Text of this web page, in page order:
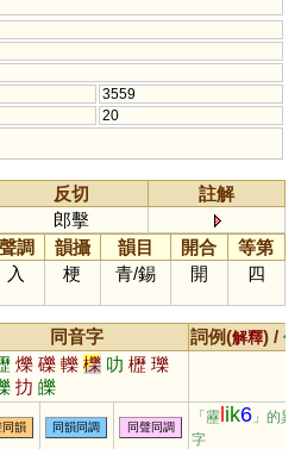
3559
20
反切
註解
郎擊
聲調 韻攝 韻目 開合
等第
入 梗 青/錫 開 四
同音字 詞例(解釋) /
爍 礫 轢 櫟 叻 櫪 瓅
扐 皪
同韻 同韻同調 同聲同調
「靂 ik6 」的異
字